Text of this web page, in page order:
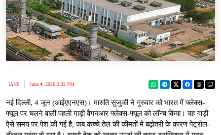
IANS June 4, 2026 2:32 PM
नई दिल्ली, 4 जून (आईएएनएस)। मारुति सुजुकी ने गुरुवार को भारत में फ्लेक्स-
फ्यूल पर चलने वाली पहली गाड़ी वैगनआर फ्लेक्स-फ्यूल को लॉन्च किया। यह गाड़ी
ऐसे समय पर पेश की गई है, जब कच्चे तेल की कीमतों में बढ़ोतरी के कारण पेट्रोल-